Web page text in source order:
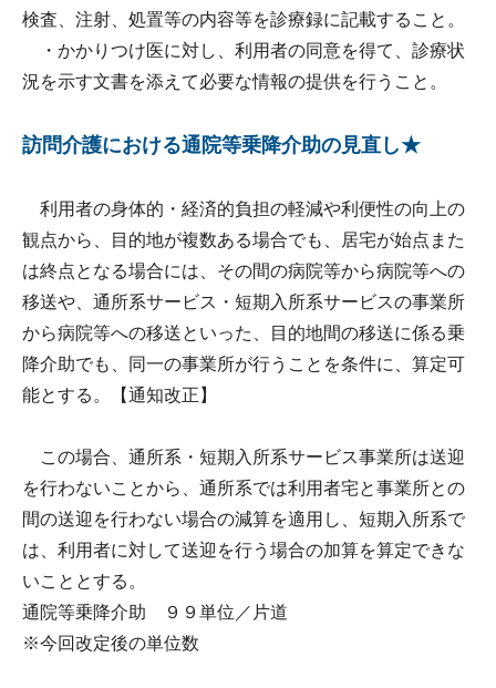
検査、注射、処置等の内容等を診療録に記載すること。
・かかりつけ医に対し、利用者の同意を得て、診療状
況を示す文書を添えて必要な情報の提供を行うこと。
訪問介護における通院等乗降介助の見直し★
利用者の身体的・経済的負担の軽減や利便性の向上の
観点から、目的地が複数ある場合でも、居宅が始点また
は終点となる場合には、その間の病院等から病院等への
移送や、通所系サービス・短期入所系サービスの事業所
から病院等への移送といった、目的地間の移送に係る乗
降介助でも、同一の事業所が行うことを条件に、算定可
能とする。【通知改正】
この場合、通所系・短期入所系サービス事業所は送迎
を行わないことから、通所系では利用者宅と事業所との
間の送迎を行わない場合の減算を適用し、短期入所系で
は、利用者に対して送迎を行う場合の加算を算定できな
いこととする。
通院等乗降介助 ９９単位／片道
※今回改定後の単位数